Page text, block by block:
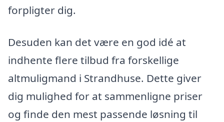
forpligter dig.
Desuden kan det være en god idé at
indhente flere tilbud fra forskellige
altmuligmand i Strandhuse. Dette giver
dig mulighed for at sammenligne priser
og finde den mest passende løsning til